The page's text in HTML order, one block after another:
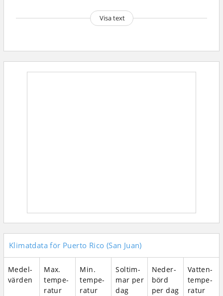
Klimatdata för Puerto Rico (San Juan)
Medel­
vär­den
Max.
tempe­
ratur
Min.
tempe­
ratur
Sol­tim­
mar per
dag
Neder­
börd
per dag
Vatten­
tempe­
ratur
Visa text